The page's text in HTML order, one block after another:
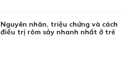
Nguyên nhân, triệu chứng và cách
điều trị rôm sảy nhanh nhất ở trẻ